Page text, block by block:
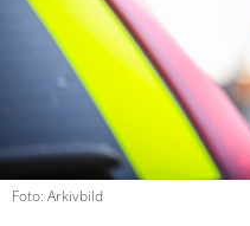
Foto: Arkivbild